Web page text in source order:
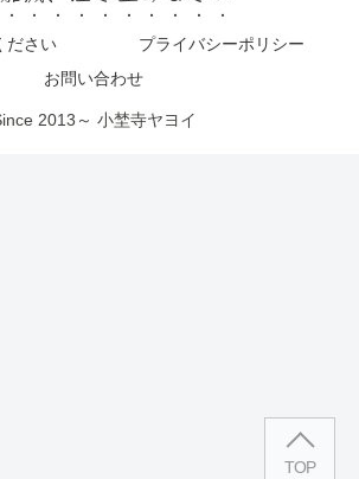
ださい
プライバシーポリシー
お問い合わせ
2013～ 小埜寺ヤヨイ
TOP